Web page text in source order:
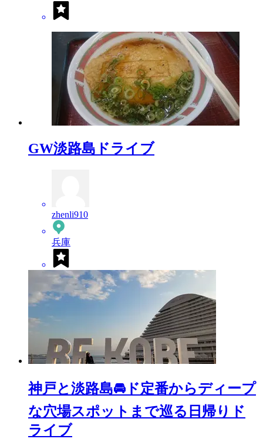
GW淡路島ドライブ
zhenli910
兵庫
神戸と淡路島🚘ド定番からディープ
な穴場スポットまで巡る日帰りド
ライブ